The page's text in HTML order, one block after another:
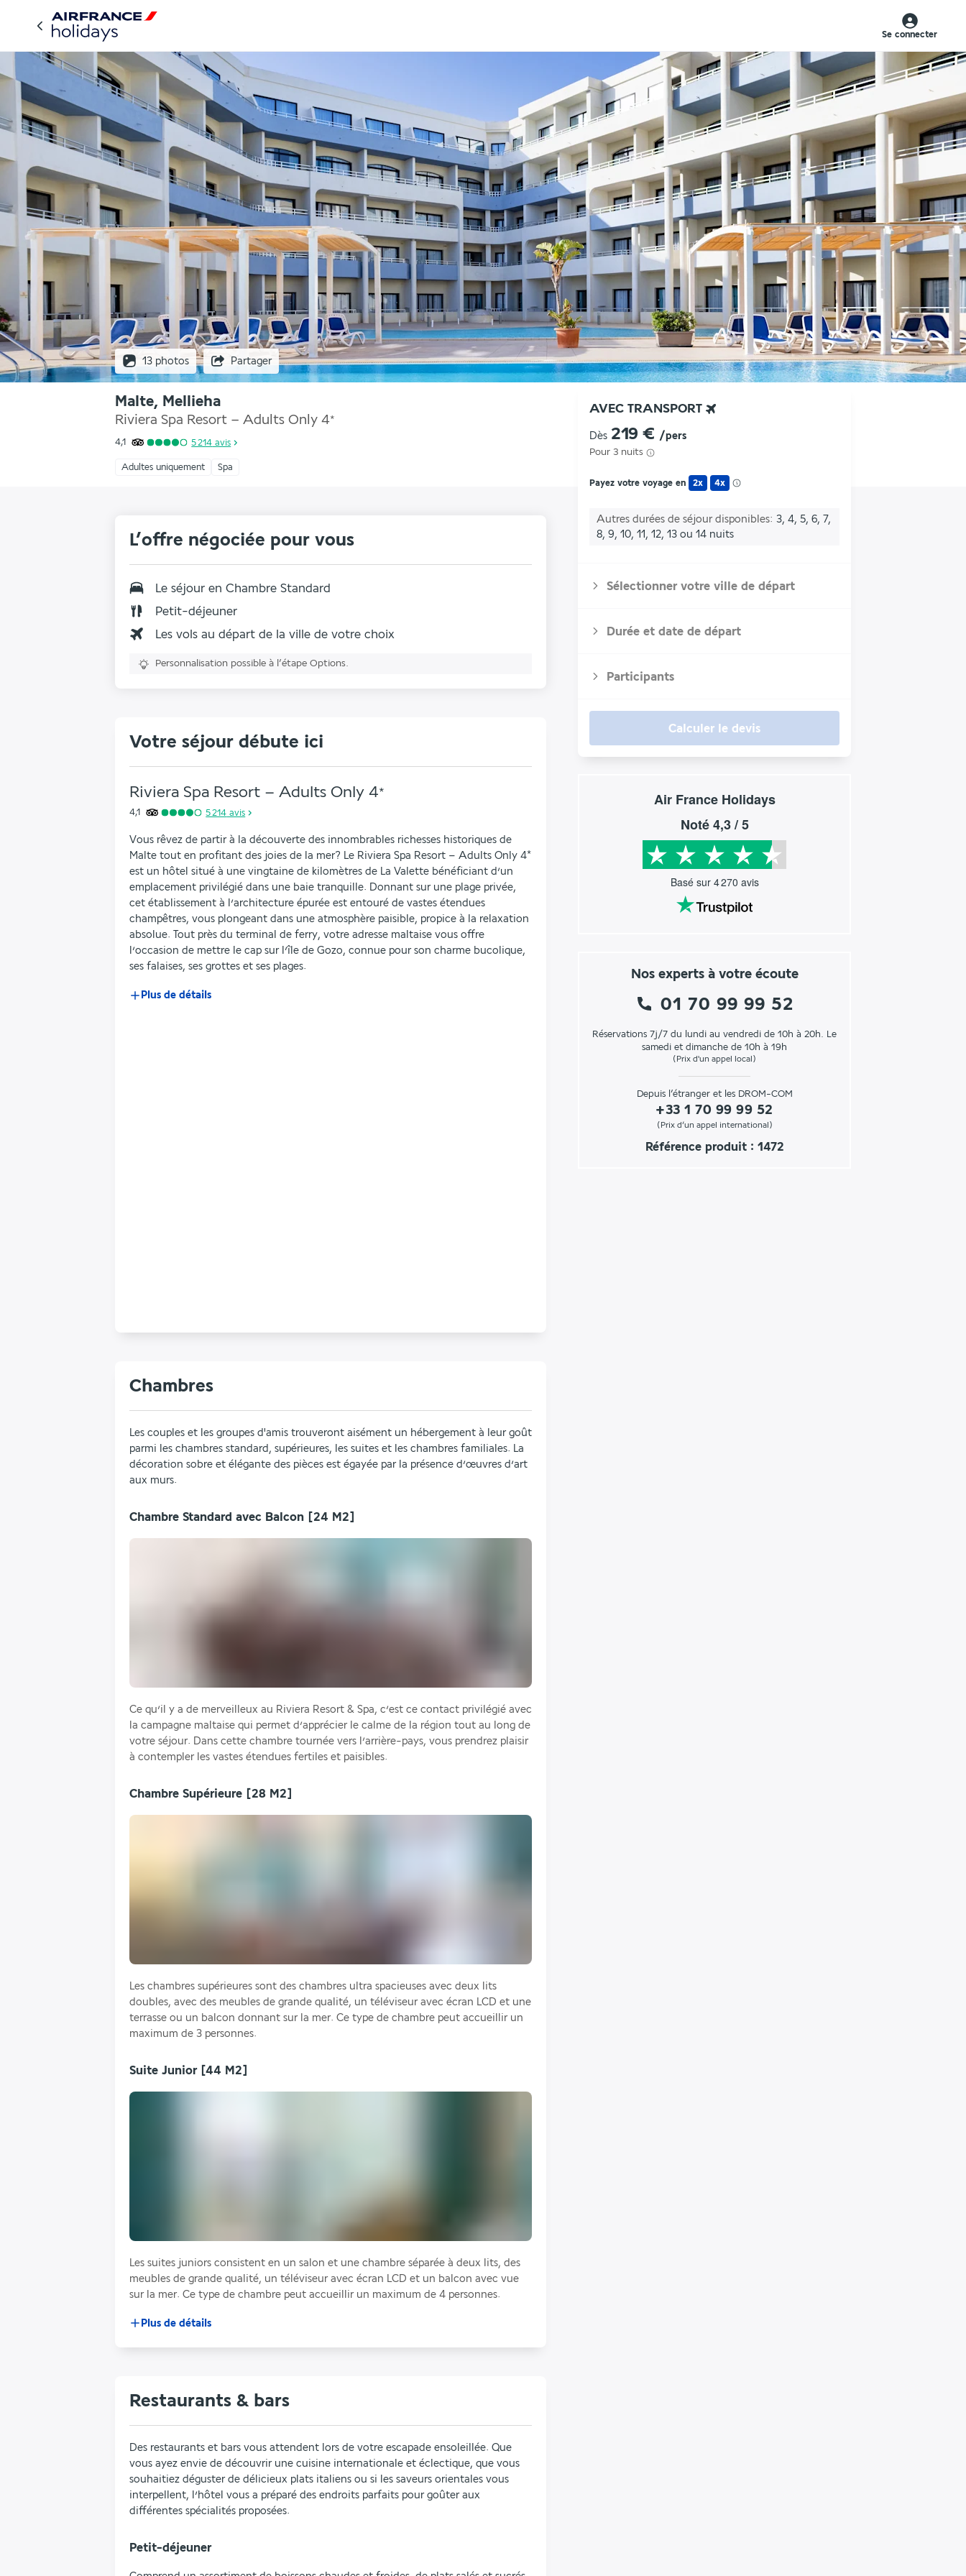
Se connecter
13 photos Partager
Malte, Mellieha
Riviera Spa Resort – Adults Only 4*
4,1 5 214 avis
Adultes uniquement Spa
AVEC TRANSPORT
Dès 219 € /pers
Pour 3 nuits
Payez votre voyage en 2x 4x
Autres durées de séjour disponibles 3, 4, 5, 6, 7,
8, 9, 10, 11, 12, 13 ou 14 nuits
Sélectionner votre ville de départ
Durée et date de départ
Participants
Calculer le devis
Air France Holidays
Noté4,3/ 5
Basé sur 4 270 avis
Nos experts à votre écoute
01 70 99 99 52
Réservations 7j/7 du lundi au vendredi de 10h à 20h. Le
samedi et dimanche de 10h à 19h
(Prix d'un appel local)
Depuis l’étranger et les DROM-COM
+33 1 70 99 99 52
(Prix d’un appel international)
Référence produit : 1472
L’offre négociée pour vous
Le séjour en Chambre Standard
Petit-déjeuner
Les vols au départ de la ville de votre choix
Personnalisation possible à l’étape Options.
Votre séjour débute ici
Riviera Spa Resort – Adults Only 4*
4,1 5 214 avis
Vous rêvez de partir à la découverte des innombrables richesses historiques de
Malte tout en profitant des joies de la mer? Le Riviera Spa Resort – Adults Only 4*
est un hôtel situé à une vingtaine de kilomètres de La Valette bénéficiant d’un
emplacement privilégié dans une baie tranquille. Donnant sur une plage privée,
cet établissement à l’architecture épurée est entouré de vastes étendues
champêtres, vous plongeant dans une atmosphère paisible, propice à la relaxation
absolue. Tout près du terminal de ferry, votre adresse maltaise vous offre
l’occasion de mettre le cap sur l’île de Gozo, connue pour son charme bucolique,
ses falaises, ses grottes et ses plages.
Plus de détails
Chambres
Les couples et les groupes d'amis trouveront aisément un hébergement à leur goût
parmi les chambres standard, supérieures, les suites et les chambres familiales. La
décoration sobre et élégante des pièces est égayée par la présence d’œuvres d’art
aux murs.
Chambre Standard avec Balcon [24 M2]
Ce qu’il y a de merveilleux au Riviera Resort & Spa, c’est ce contact privilégié avec
la campagne maltaise qui permet d’apprécier le calme de la région tout au long de
votre séjour. Dans cette chambre tournée vers l’arrière-pays, vous prendrez plaisir
à contempler les vastes étendues fertiles et paisibles.
Chambre Supérieure [28 M2]
Les chambres supérieures sont des chambres ultra spacieuses avec deux lits
doubles, avec des meubles de grande qualité, un téléviseur avec écran LCD et une
terrasse ou un balcon donnant sur la mer. Ce type de chambre peut accueillir un
maximum de 3 personnes.
Suite Junior [44 M2]
Les suites juniors consistent en un salon et une chambre séparée à deux lits, des
meubles de grande qualité, un téléviseur avec écran LCD et un balcon avec vue
sur la mer. Ce type de chambre peut accueillir un maximum de 4 personnes.
Plus de détails
Restaurants & bars
Des restaurants et bars vous attendent lors de votre escapade ensoleillée. Que
vous ayez envie de découvrir une cuisine internationale et éclectique, que vous
souhaitiez déguster de délicieux plats italiens ou si les saveurs orientales vous
interpellent, l’hôtel vous a préparé des endroits parfaits pour goûter aux
différentes spécialités proposées.
Petit-déjeuner